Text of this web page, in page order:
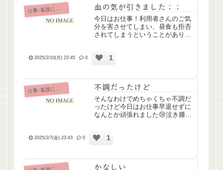
仕
事･看護について 血の気が引きました；；
今日はお仕事！利用者さんのご気
分を害させてしまい、昼食も拒否
されてしまうということがあり、
なさいね、」というお言葉をいた
の...
2025/2/10(月) 23:45 0 1
仕
事･看護について 不調だったけど
そんなわけでめちゃくちゃ不調だ
ったけど今日はお仕事早退せずに
なんとか頑張れました😢泣き腫ら
です💦不安時薬と皆さんのサポー
っ...
2025/2/7(金) 23:43 0 1
かなしい